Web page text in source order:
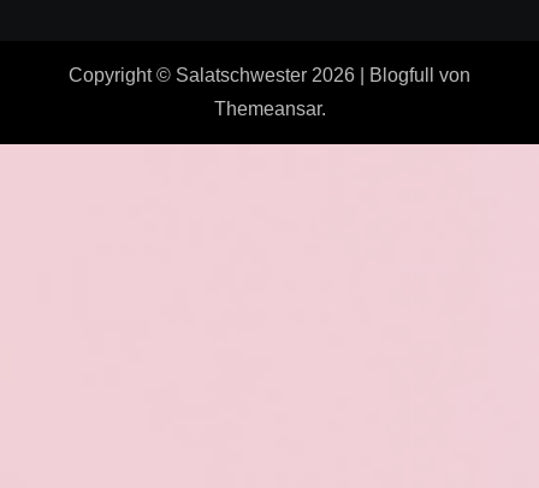
Copyright © Salatschwester 2026 Blogfull
von
Themeansar.